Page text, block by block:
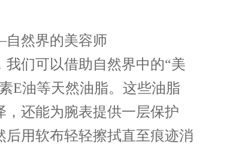
然界的美容师
们可以借助自然界中的“美
E油等天然油脂。这些油脂
还能为腕表提供一层保护
后用软布轻轻擦拭直至痕迹消